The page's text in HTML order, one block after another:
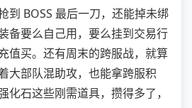
到 BOSS 最后一刀，还能掉未绑
备要么自己用，要么挂到交易行
值买。还有周末的跨服战，就算
大部队混助攻，也能拿跨服积
化石这些刚需道具，攒得多了，